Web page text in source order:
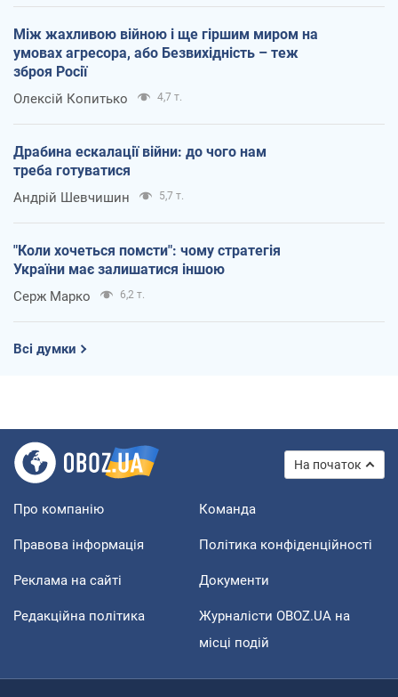
Між жахливою війною і ще гіршим миром на
умовах агресора, або Безвихідність – теж
зброя Росії
Олексій Копитько 4,7 т.
Драбина ескалації війни: до чого нам
треба готуватися
Андрій Шевчишин 5,7 т.
"Коли хочеться помсти": чому стратегія
України має залишатися іншою
Серж Марко 6,2 т.
Всі думки
На початок
Про компанію Команда
Правова інформація Політика конфіденційності
Реклама на сайті Документи
Редакційна політика
Журналісти OBOZ.UA на
місці подій